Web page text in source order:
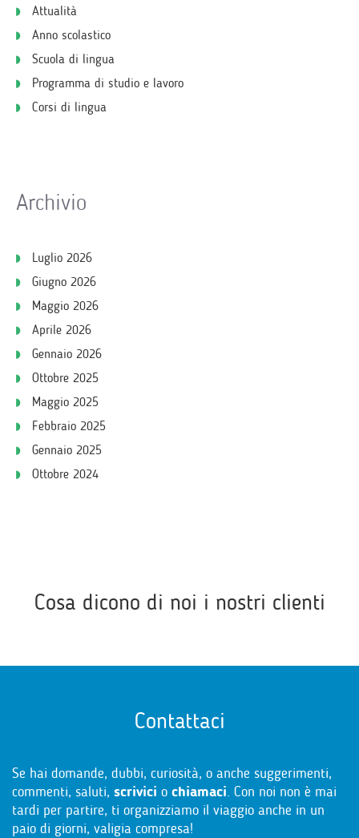
Attualità
Anno scolastico
Scuola di lingua
Programma di studio e lavoro
Corsi di lingua
Archivio
Luglio 2026
Giugno 2026
Maggio 2026
Aprile 2026
Gennaio 2026
Ottobre 2025
Maggio 2025
Febbraio 2025
Gennaio 2025
Ottobre 2024
Cosa dicono di noi i nostri clienti
Contattaci
Se hai domande, dubbi, curiosità, o anche suggerimenti,
commenti, saluti, scrivici o chiamaci. Con noi non è mai
tardi per partire, ti organizziamo il viaggio anche in un
paio di giorni, valigia compresa!